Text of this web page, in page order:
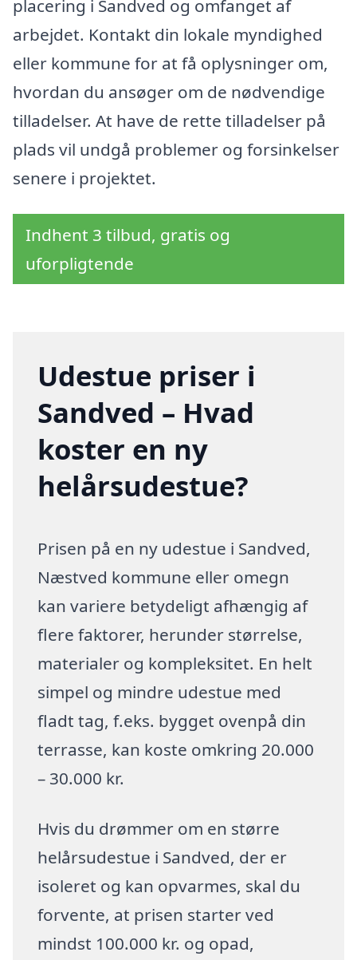
placering i Sandved og omfanget af
arbejdet. Kontakt din lokale myndighed
eller kommune for at få oplysninger om,
hvordan du ansøger om de nødvendige
tilladelser. At have de rette tilladelser på
plads vil undgå problemer og forsinkelser
senere i projektet.
Indhent 3 tilbud, gratis og
uforpligtende
Udestue priser i
Sandved – Hvad
koster en ny
helårsudestue?
Prisen på en ny udestue i Sandved,
Næstved kommune eller omegn
kan variere betydeligt afhængig af
flere faktorer, herunder størrelse,
materialer og kompleksitet. En helt
simpel og mindre udestue med
fladt tag, f.eks. bygget ovenpå din
terrasse, kan koste omkring 20.000
– 30.000 kr.
Hvis du drømmer om en større
helårsudestue i Sandved, der er
isoleret og kan opvarmes, skal du
forvente, at prisen starter ved
mindst 100.000 kr. og opad,